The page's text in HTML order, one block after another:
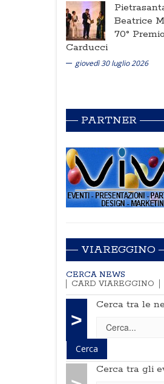
Beatrice
70° Premio
Carducci
giovedì 30 luglio 2026
PARTNER
VIAREGGINO
CERCA NEWS
CARD VIAREGGINO
>
Cerca tra le
Cerca tra gli